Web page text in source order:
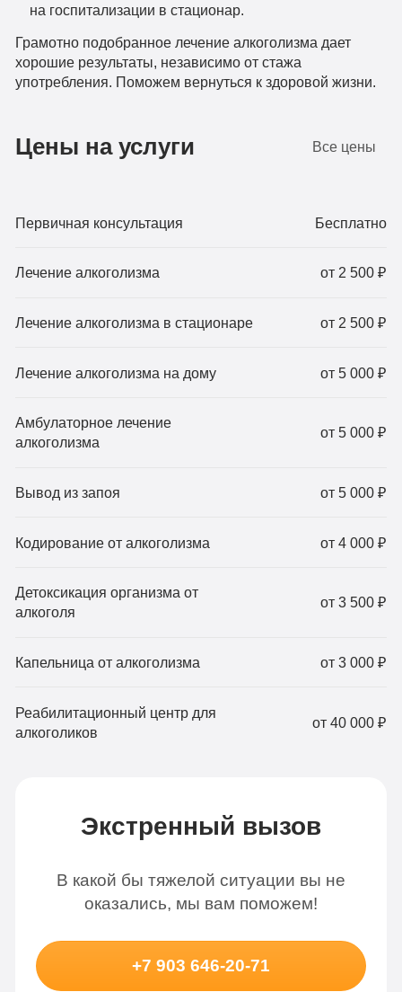
на госпитализации в стационар.
Грамотно подобранное лечение алкоголизма дает
хорошие результаты, независимо от стажа
употребления. Поможем вернуться к здоровой жизни.
Цены на услуги Все цены
Первичная консультация Бесплатно
Лечение алкоголизма от 2 500 ₽
Лечение алкоголизма в стационаре от 2 500 ₽
Лечение алкоголизма на дому от 5 000 ₽
Амбулаторное лечение
алкоголизма
от 5 000 ₽
Вывод из запоя от 5 000 ₽
Кодирование от алкоголизма от 4 000 ₽
Детоксикация организма от
алкоголя
от 3 500 ₽
Капельница от алкоголизма от 3 000 ₽
Реабилитационный центр для
алкоголиков
от 40 000 ₽
Экстренный вызов
В какой бы тяжелой ситуации вы не
оказались, мы вам поможем!
+7 903 646-20-71